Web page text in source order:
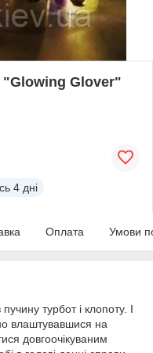
"Glowing Glover"
4 дні
Оплата Умови
турбот і клопоту. І
влаштувавшися на
довгоочікуваним